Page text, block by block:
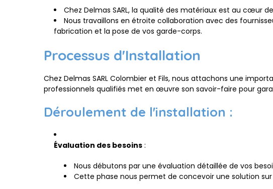
Chez Delmas SARL, la qualité des matériaux est au cœur
Nous travaillons en étroite collaboration avec des
fabrication et la pose de vos garde-corps.
Processus d'Installation
Chez Delmas SARL Colombier et Fils, nous attachons une
professionnels qualifiés met en œuvre son savoir-faire pour
Déroulement de l'installation :
Évaluation des besoins :
Nous débutons par une évaluation détaillée de vos
Cette phase nous permet de concevoir une solution